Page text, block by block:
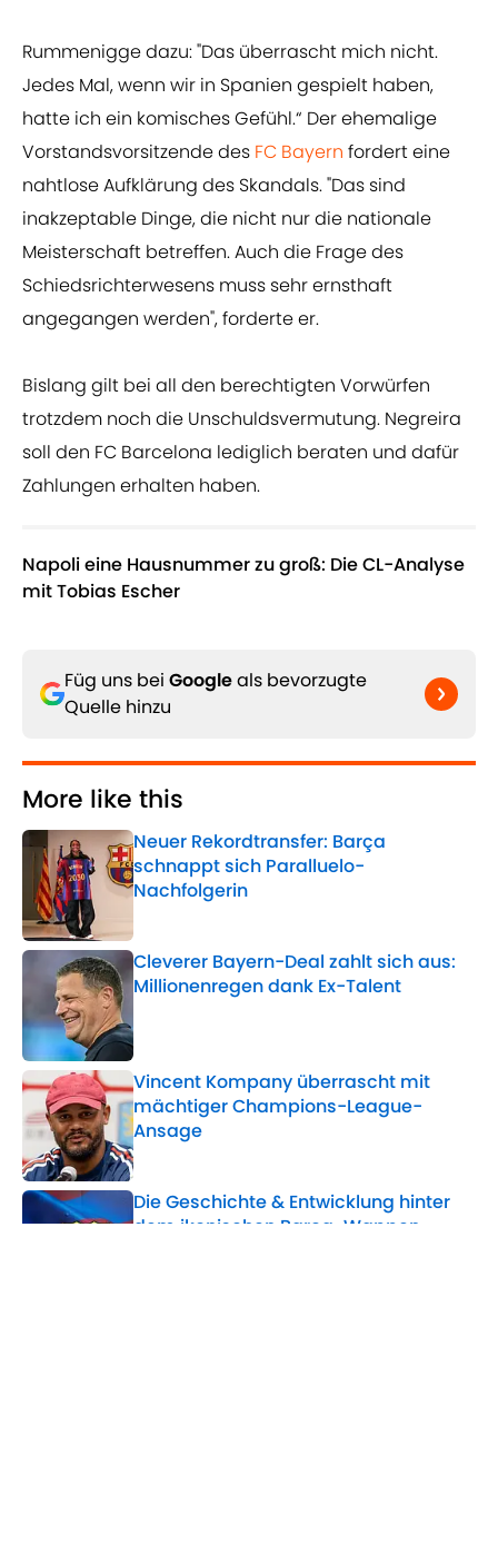
Rummenigge dazu: "Das überrascht mich nicht.
Jedes Mal, wenn wir in Spanien gespielt haben,
hatte ich ein komisches Gefühl.“ Der ehemalige
Vorstandsvorsitzende des FC Bayern fordert eine
nahtlose Aufklärung des Skandals. "Das sind
inakzeptable Dinge, die nicht nur die nationale
Meisterschaft betreffen. Auch die Frage des
Schiedsrichterwesens muss sehr ernsthaft
angegangen werden", forderte er.
Bislang gilt bei all den berechtigten Vorwürfen
trotzdem noch die Unschuldsvermutung. Negreira
soll den FC Barcelona lediglich beraten und dafür
Zahlungen erhalten haben.
Napoli eine Hausnummer zu groß: Die CL-Analyse
mit Tobias Escher
Füg uns bei Googleals bevorzugte
Quelle hinzu
More like this
Neuer Rekordtransfer: Barça
schnappt sich Paralluelo-
Nachfolgerin
Cleverer Bayern-Deal zahlt sich aus:
Millionenregen dank Ex-Talent
Vincent Kompany überrascht mit
mächtiger Champions-League-
Ansage
Published by on Invalid Date
Die Geschichte & Entwicklung hinter
dem ikonischen Barça-Wappen